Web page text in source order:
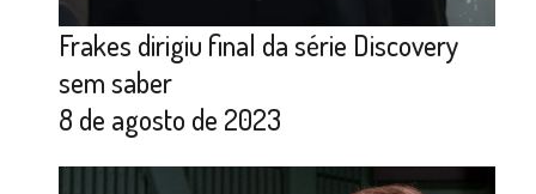
Frakes dirigiu final da série Discovery
sem saber
8 de agosto de 2023